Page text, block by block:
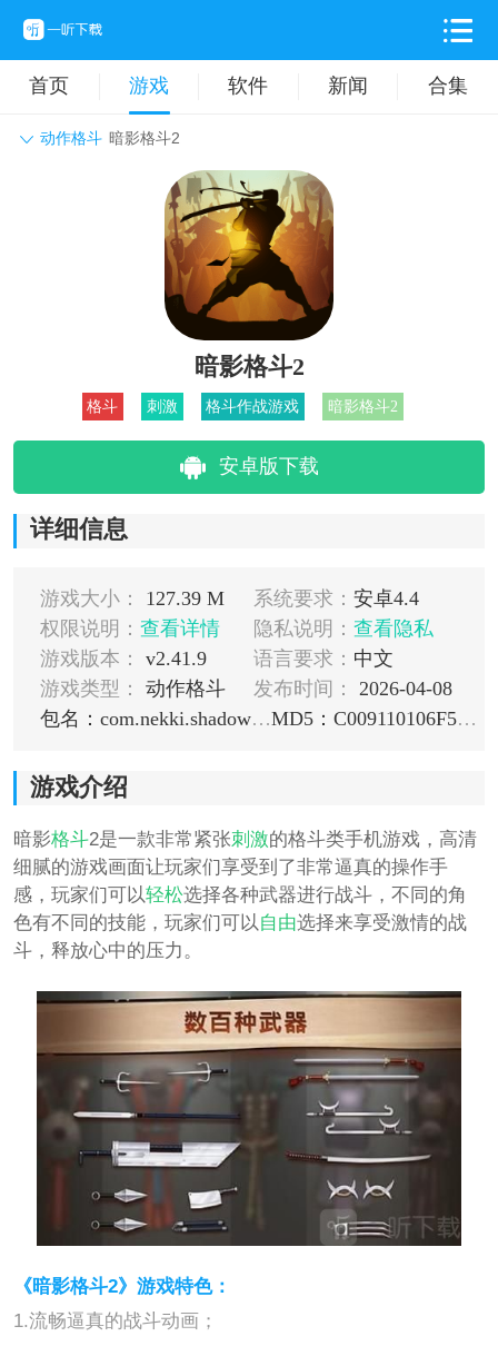
首页 游戏 软件 新闻 合集
动作格斗 暗影格斗2
动作格斗 休闲益智
卡牌对战 音乐舞蹈
挂机养成
暗影格斗2
格斗 刺激 格斗作战游戏 暗影格斗2
安卓版下载
详细信息
游戏大小： 127.39 M 系统要求： 安卓4.4
权限说明： 查看详情 隐私说明： 查看隐私
游戏版本：
v2.41.9 语言要求： 中文
游戏类型：
动作格斗 发布时间：
2026-04-08
包名：com.nekki.shadowfight
MD5：C009110106F59F2C2176BC17C5BEB1B5
游戏介绍
暗影格斗2是一款非常紧张刺激的格斗类手机游戏，高清
细腻的游戏画面让玩家们享受到了非常逼真的操作手
感，玩家们可以轻松选择各种武器进行战斗，不同的角
色有不同的技能，玩家们可以自由选择来享受激情的战
斗，释放心中的压力。
《暗影格斗2》游戏特色：
1.流畅逼真的战斗动画；